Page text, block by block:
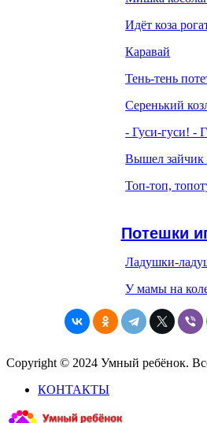
Идёт коза
Каравай
Тень-тень
Серенький
- Гуси-гуси! -
Вышел зайчик
Топ-топ,
Потешки
Ладушки-
У мамы на
Copyright © 2024 Умный ребёнок.
КОНТАКТЫ